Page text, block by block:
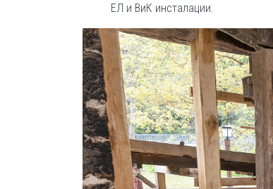
ЕЛ и ВиК инсталации.